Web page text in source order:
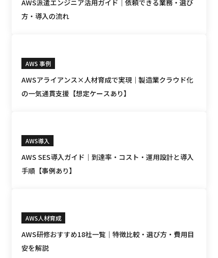
AWS派遣エンジニア活用ガイド｜依頼できる業務・選び
方・導入の流れ
AWS 事例
AWSアライアンス×人材育成で実現｜製造業クラウド化
の一気通貫支援【想定ケースあり】
AWS導入
AWS SES導入ガイド｜到達率・コスト・運用設計と導入
手順【事例あり】
AWS人材育成
AWS研修おすすめ18社一覧｜特徴比較・選び方・費用目
安を解説